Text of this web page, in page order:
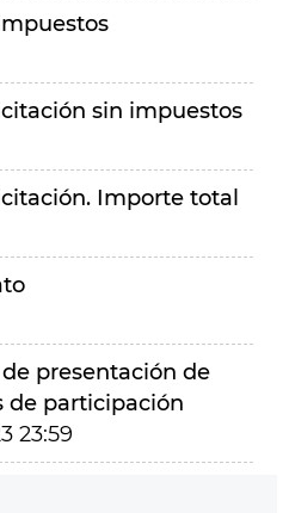
sin impuestos
Importe total
presentación de
de participación
23:59